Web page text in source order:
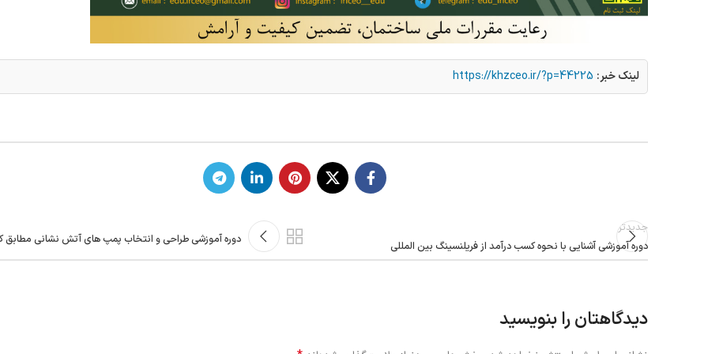
لینک خبر: https://khzceo.ir/?p=44225
جدیدتر
دوره آموزشی آشنایی با نحوه کسب درآمد از فریلنسینگ بین المللی
دیدگاهتان را بنویسید